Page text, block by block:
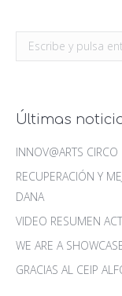
Buscar:
Últimas
INNOV@ARTS CIRCO
RECUPERACIÓN Y
DANA
VIDEO RESUMEN
WE ARE A
GRACIAS AL CEIP